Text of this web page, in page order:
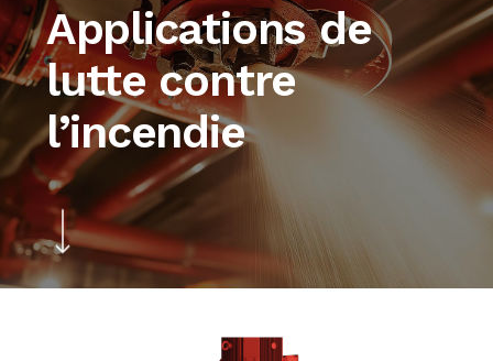
Applications de
lutte contre
l’incendie
Navigate to the next section